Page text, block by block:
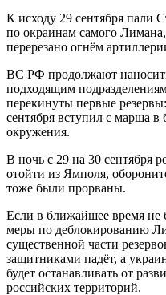
К исходу 29 сентября пали
по окраинам самого
перерезано огнём
ВС РФ продолжают
подходящим
перекинуты первые
сентября вступил с марша в
окружения.
В ночь с 29 на 30 сентября
отойти из Ямполя,
тоже были прорваны.
Если в ближайшее время не
меры по деблокированию
существенной части
защитниками падёт, а
будет останавливать от
российских территорий.